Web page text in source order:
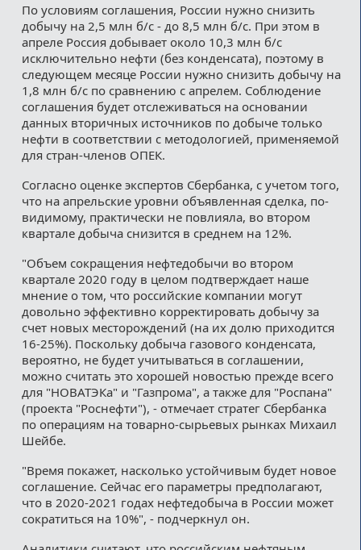
По условиям соглашения, России нужно снизить
добычу на 2,5 млн б/с - до 8,5 млн б/с. При этом в
апреле Россия добывает около 10,3 млн б/с
исключительно нефти (без конденсата), поэтому в
следующем месяце России нужно снизить добычу на
1,8 млн б/с по сравнению с апрелем. Соблюдение
соглашения будет отслеживаться на основании
данных вторичных источников по добыче только
нефти в соответствии с методологией, применяемой
для стран-членов ОПЕК.
Согласно оценке экспертов Сбербанка, с учетом того,
что на апрельские уровни объявленная сделка, по-
видимому, практически не повлияла, во втором
квартале добыча снизится в среднем на 12%.
"Объем сокращения нефтедобычи во втором
квартале 2020 году в целом подтверждает наше
мнение о том, что российские компании могут
довольно эффективно корректировать добычу за
счет новых месторождений (на их долю приходится
16-25%). Поскольку добыча газового конденсата,
вероятно, не будет учитываться в соглашении,
можно считать это хорошей новостью прежде всего
для "НОВАТЭКа" и "Газпрома", а также для "Роспана"
(проекта "Роснефти"), - отмечает стратег Сбербанка
по операциям на товарно-сырьевых рынках Михаил
Шейбе.
"Время покажет, насколько устойчивым будет новое
соглашение. Сейчас его параметры предполагают,
что в 2020-2021 годах нефтедобыча в России может
сократиться на 10%", - подчеркнул он.